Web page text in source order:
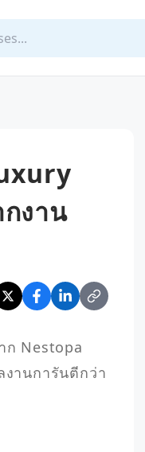
งาน
ก Nestopa
านการันตีกว่า